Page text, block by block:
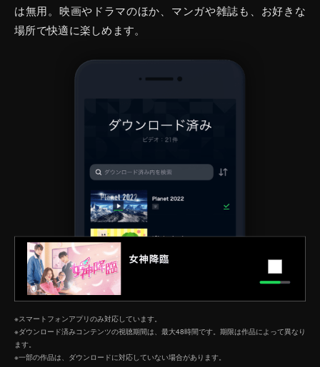
は無用。映画やドラマのほか、マンガや雑誌も、お好きな
場所で快適に楽しめます。
※スマートフォンアプリのみ対応しています。
※ダウンロード済みコンテンツの視聴期間は、最大48時間です。期限は作品によって異なり
ます。
※一部の作品は、ダウンロードに対応していない場合があります。